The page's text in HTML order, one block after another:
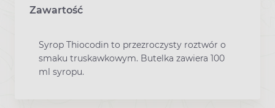
Zawartość
Syrop Thiocodin to przezroczysty roztwór o
smaku truskawkowym. Butelka zawiera 100
ml syropu.